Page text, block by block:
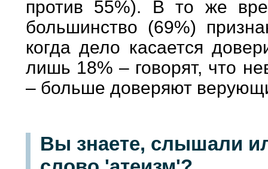
против 55%). В то же
большинство (69%)
когда дело касается
лишь 18% – говорят, что
– больше доверяют
Вы знаете, слышали